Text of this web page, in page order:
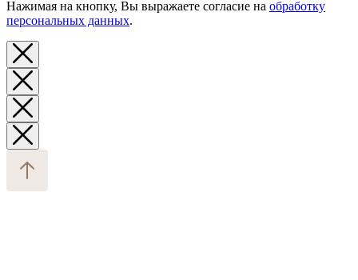
Нажимая на кнопку, Вы выражаете согласие на обработку
персональных данных.